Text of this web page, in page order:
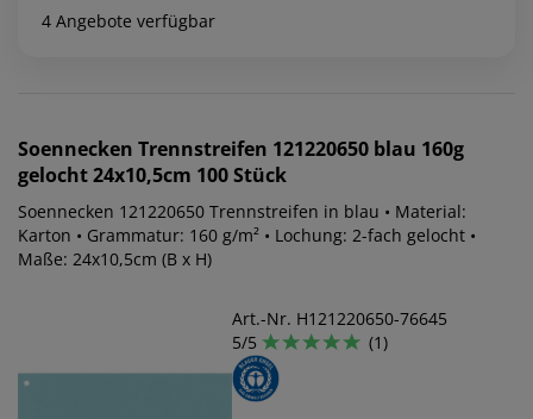
4 Angebote verfügbar
Soennecken Trennstreifen 121220650 blau 160g
gelocht 24x10,5cm 100 Stück
Soennecken 121220650 Trennstreifen in blau • Material:
Karton • Grammatur: 160 g/m² • Lochung: 2-fach gelocht •
Maße: 24x10,5cm (B x H)
Art.-Nr. H121220650-76645
5/5
(1)